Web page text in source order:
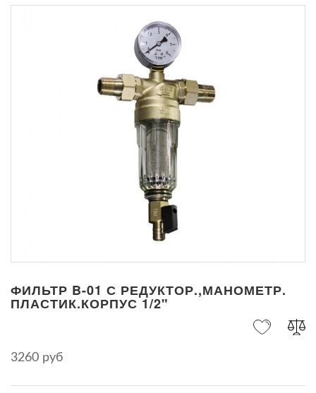
ФИЛЬТР B-01 С РЕДУКТОР.,МАНОМЕТР.
ПЛАСТИК.КОРПУС 1/2"
3260 руб